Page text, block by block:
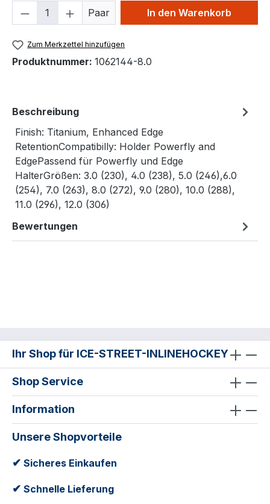
Produkt Anzahl: Gib den
Paar In den Warenkorb
Zum Merkzettel hinzufügen
Produktnummer: 1062144-8.0
Beschreibung
Finish: Titanium, Enhanced Edge
RetentionCompatibilly: Holder Powerfly and
EdgePassend für Powerfly und Edge
HalterGrößen: 3.0 (230), 4.0 (238), 5.0 (246),6.0
(254), 7.0 (263), 8.0 (272), 9.0 (280), 10.0 (288),
11.0 (296), 12.0 (306)
Bewertungen
Ihr Shop für ICE-STREET-INLINEHOCKEY
Shop Service
Information
Unsere Shopvorteile
✔ Sicheres Einkaufen
✔ Schnelle Lieferung